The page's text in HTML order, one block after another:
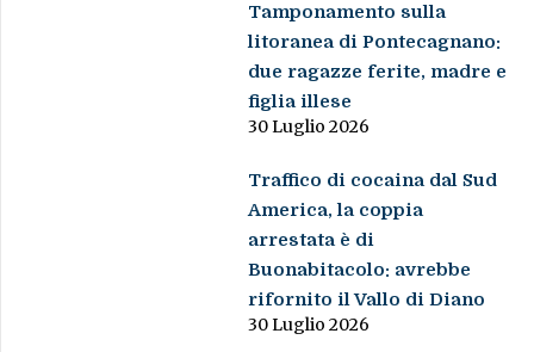
Tamponamento sulla
litoranea di Pontecagnano:
due ragazze ferite, madre e
figlia illese
30 Luglio 2026
Traffico di cocaina dal Sud
America, la coppia
arrestata è di
Buonabitacolo: avrebbe
rifornito il Vallo di Diano
30 Luglio 2026